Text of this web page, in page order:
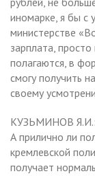
иномарке, я бы с
министерстве
зарплата,
полагаются, в
смогу получить
своему
КУЗЬМИНОВ Я.И.:
А прилично ли
кремлевской
получает